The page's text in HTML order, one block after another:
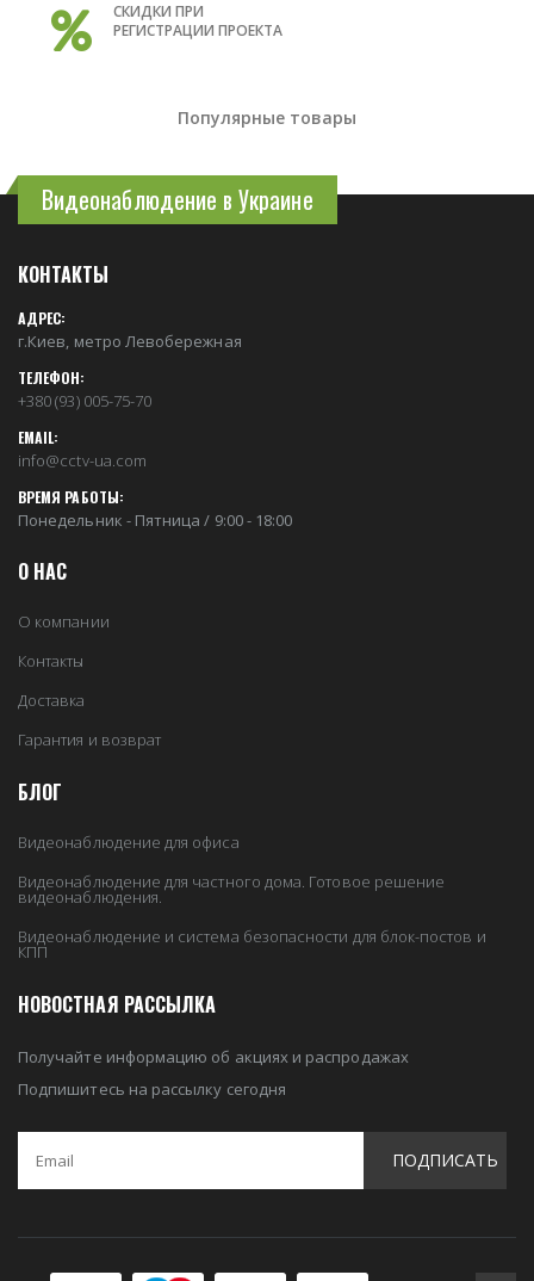
СКИДКИ ПРИ
РЕГИСТРАЦИИ ПРОЕКТА
Популярные товары
Видеонаблюдение в Украине
КОНТАКТЫ
АДРЕС:
г.Киев, метро Левобережная
ТЕЛЕФОН:
+380 (93) 005-75-70
EMAIL:
info@cctv-ua.com
ВРЕМЯ РАБОТЫ:
Понедельник - Пятница / 9:00 - 18:00
О НАС
О компании
Контакты
Доставка
Гарантия и возврат
БЛОГ
Видеонаблюдение для офиса
Видеонаблюдение для частного дома. Готовое решение
видеонаблюдения.
Видеонаблюдение и система безопасности для блок-постов и
КПП
НОВОСТНАЯ РАССЫЛКА
Получайте информацию об акциях и распродажах
Подпишитесь на рассылку сегодня
ПОДПИСАТЬ